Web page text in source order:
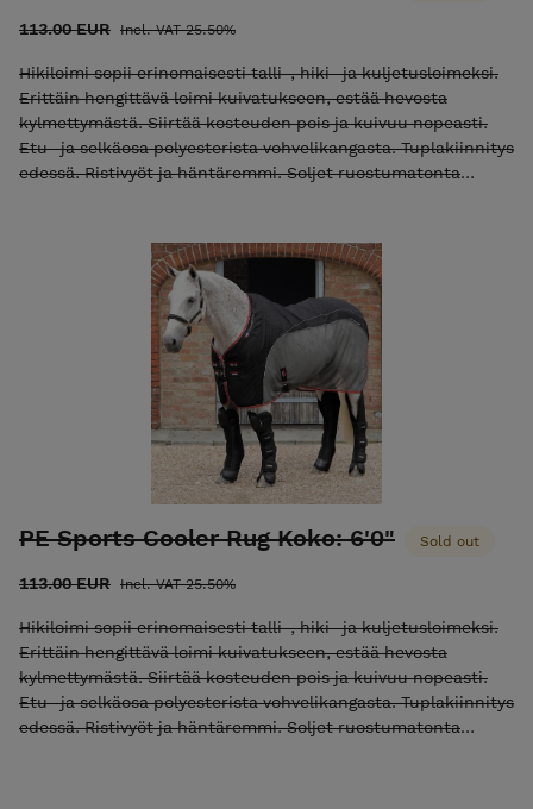
113.00 EUR Incl. VAT 25.50%
Hikiloimi sopii erinomaisesti talli-, hiki- ja kuljetusloimeksi.
Erittäin hengittävä loimi kuivatukseen, estää hevosta
kylmettymästä. Siirtää kosteuden pois ja kuivuu nopeasti.
Etu- ja selkäosa polyesterista vohvelikangasta. Tuplakiinnitys
edessä. Ristivyöt ja häntäremmi. Soljet ruostumatonta
PE Sports Cooler Rug Koko: 6'0" Sold out
113.00 EUR Incl. VAT 25.50%
Hikiloimi sopii erinomaisesti talli-, hiki- ja kuljetusloimeksi.
Erittäin hengittävä loimi kuivatukseen, estää hevosta
kylmettymästä. Siirtää kosteuden pois ja kuivuu nopeasti.
Etu- ja selkäosa polyesterista vohvelikangasta. Tuplakiinnitys
edessä. Ristivyöt ja häntäremmi. Soljet ruostumatonta